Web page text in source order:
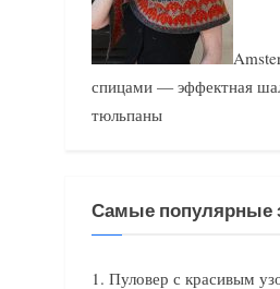
спицами — эффектная
тюльпаны
Самые популярные
Пуловер с красивым